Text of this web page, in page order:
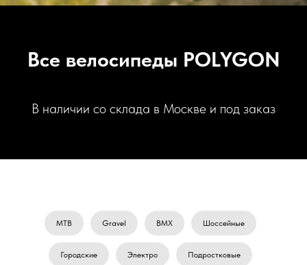
Все велосипеды POLYGON
В наличии со склада в Москве и под заказ
MTB Gravel BMX Шоссейные
Городские Электро Подростковые